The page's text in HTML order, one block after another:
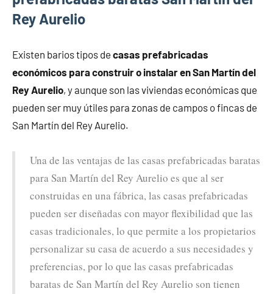
Rey Aurelio
Existen barios tipos de casas prefabricadas
económicos para construir o instalar en San Martín del
Rey Aurelio, y aunque son las viviendas económicas que
pueden ser muy útiles para zonas de campos o fincas de
San Martín del Rey Aurelio.
Una de las ventajas de las casas prefabricadas baratas
para San Martín del Rey Aurelio es que al ser
construidas en una fábrica, las casas prefabricadas
pueden ser diseñadas con mayor flexibilidad que las
casas tradicionales, lo que permite a los propietarios
personalizar su casa de acuerdo a sus necesidades y
preferencias, por lo que las casas prefabricadas
baratas de San Martín del Rey Aurelio son tienen